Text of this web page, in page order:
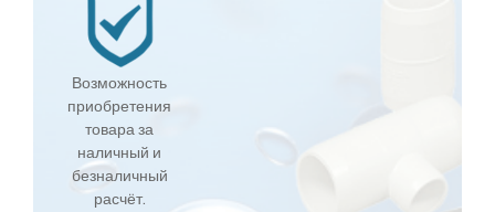
Возможность
приобретения
товара за
наличный и
безналичный
расчёт.